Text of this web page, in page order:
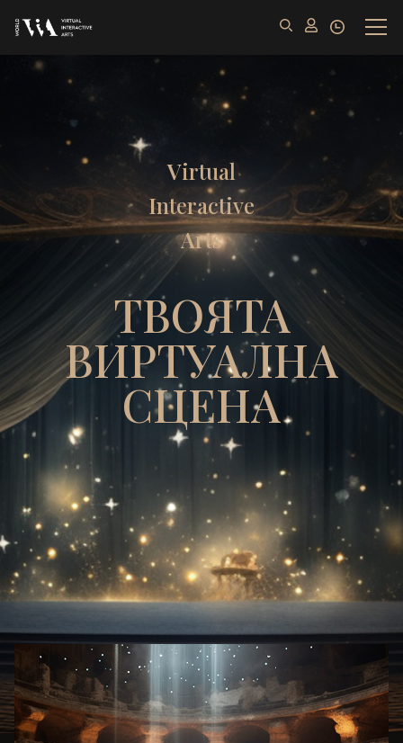
Virtual
Interactive
Arts
ТВОЯТА
ВИРТУАЛНА
СЦЕНА